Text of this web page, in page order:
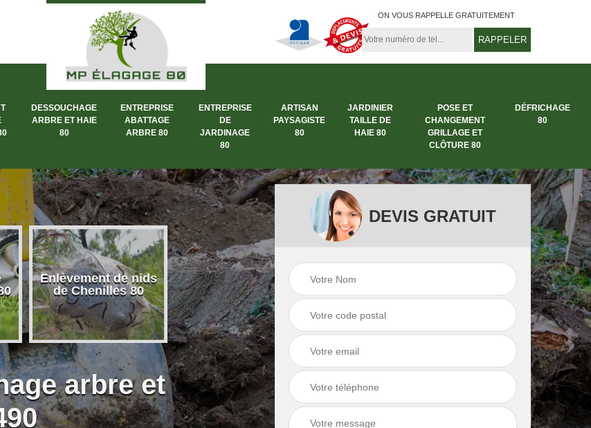
ON VOUS RAPPELLE GRATUITEMENT
DESSOUCHAGE
ARBRE ET HAIE
80
ENTREPRISE
ABATTAGE
ARBRE 80
ENTREPRISE
DE
JARDINAGE
80
ARTISAN
PAYSAGISTE
80
JARDINIER
TAILLE DE
HAIE 80
POSE ET
CHANGEMENT
GRILLAGE ET
CLÔTURE 80
DÉFRICHAGE
80
Enlèvement de nids
de Chenilles 80
Dessouchage arbre
et haie 80
Entreprise abattage
Entreprise de
jardinage 80
arbre et
DEVIS GRATUIT